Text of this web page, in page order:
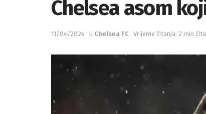
Chelsea asom
11/04/2024 u Chelsea FC Vrijeme čitanja: 2 min